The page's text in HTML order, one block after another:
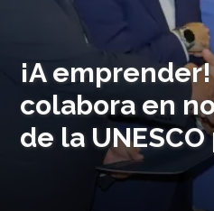
¡A
colabora en
de la UNESCO